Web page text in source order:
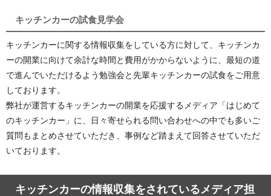
キッチンカーの試食見学会
キッチンカーに関する情報収集をしている方に対して、キッチンカ
ーの開業に向けて余計な時間と費用がかからないように、最短の道
で進んでいただけるよう勉強会と先輩キッチンカーの試食をご用意
しております。
弊社が運営するキッチンカーの開業を応援するメディア「はじめて
のキッチンカー」に、日々寄せられる問い合わせへの中でも多いご
質問もまとめさせていただき、事例など踏まえて回答させていただ
いております。
キッチンカーの情報収集をされているメディア担